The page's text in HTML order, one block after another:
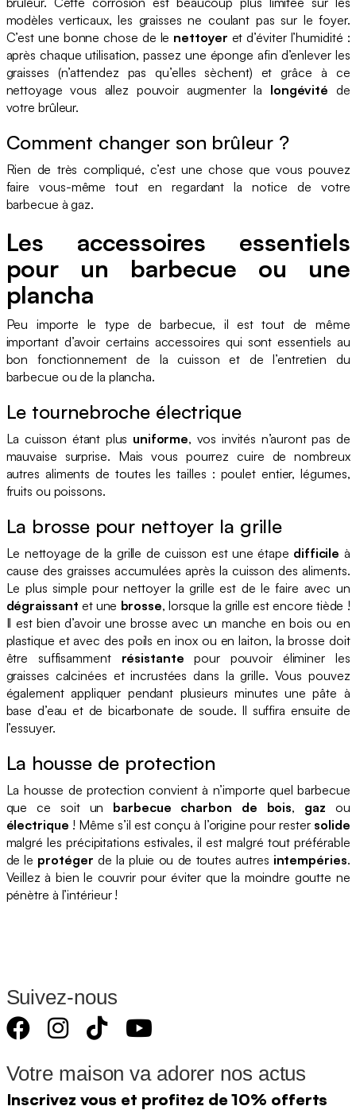
modèles verticaux, les graisses ne coulant pas sur le foyer.
C’est une bonne chose de le nettoyer et d’éviter l’humidité :
après chaque utilisation, passez une éponge afin d’enlever les
graisses (n’attendez pas qu’elles sèchent) et grâce à ce
nettoyage vous allez pouvoir augmenter la longévité de
votre brûleur.
Comment changer son brûleur ?
Rien de très compliqué, c’est une chose que vous pouvez
faire vous-même tout en regardant la notice de votre
barbecue à gaz.
Les accessoires essentiels
pour un barbecue ou une
plancha
Peu importe le type de barbecue, il est tout de même
important d’avoir certains accessoires qui sont essentiels au
bon fonctionnement de la cuisson et de l’entretien du
barbecue ou de la plancha.
Le tournebroche électrique
La cuisson étant plus uniforme, vos invités n’auront pas de
mauvaise surprise. Mais vous pourrez cuire de nombreux
autres aliments de toutes les tailles : poulet entier, légumes,
fruits ou poissons.
La brosse pour nettoyer la grille
Le nettoyage de la grille de cuisson est une étape difficile à
cause des graisses accumulées après la cuisson des aliments.
Le plus simple pour nettoyer la grille est de le faire avec un
dégraissant et une brosse, lorsque la grille est encore tiède !
Il est bien d’avoir une brosse avec un manche en bois ou en
plastique et avec des poils en inox ou en laiton, la brosse doit
être suffisamment résistante pour pouvoir éliminer les
graisses calcinées et incrustées dans la grille. Vous pouvez
également appliquer pendant plusieurs minutes une pâte à
base d’eau et de bicarbonate de soude. Il suffira ensuite de
l’essuyer.
La housse de protection
La housse de protection convient à n’importe quel barbecue
que ce soit un barbecue charbon de bois, gaz ou
électrique ! Même s’il est conçu à l’origine pour rester solide
malgré les précipitations estivales, il est malgré tout préférable
de le protéger de la pluie ou de toutes autres intempéries.
Veillez à bien le couvrir pour éviter que la moindre goutte ne
pénètre à l’intérieur !
Suivez-nous
Votre maison va adorer nos actus
Inscrivez vous et profitez de 10% offerts